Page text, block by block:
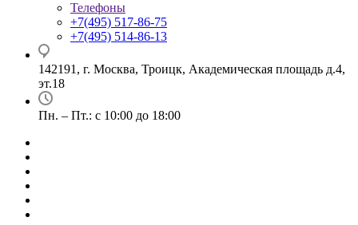
Телефоны
+7(495) 517-86-75
+7(495) 514-86-13
142191, г. Москва, Троицк, Академическая площадь д.4,
эт.18
Пн. – Пт.: с 10:00 до 18:00